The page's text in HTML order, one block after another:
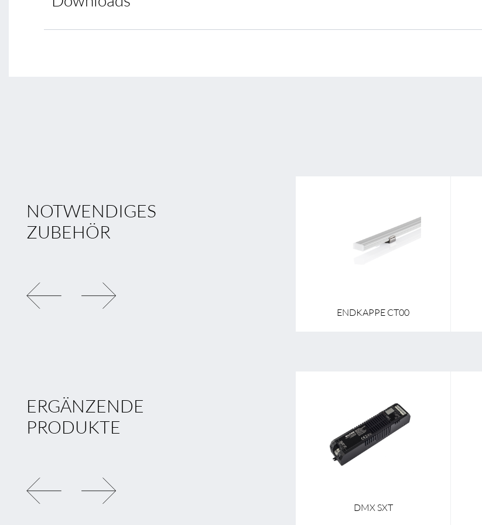
NOTWENDIGES
ZUBEHÖR
FEDERSTAHLCLIP CTC5 ENDKAPPE CT00
ERGÄNZENDE
PRODUKTE
LINEARLINSE CX05 DMX SXT